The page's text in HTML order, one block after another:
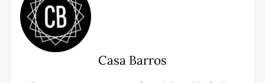
Casa Barros